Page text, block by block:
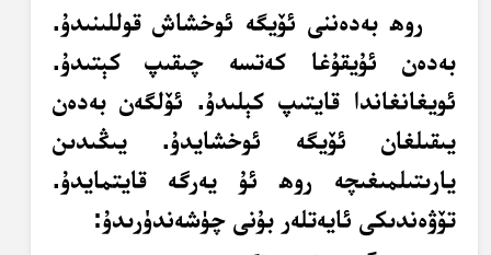
روھ بەدەننى ئۆيگە ئوخشاش قوللىنىدۇ.
بەدەن ئۇيقۇغا كەتسە چىقىپ كېتىدۇ.
ئويغانغاندا قايتىپ كېلىدۇ. ئۆلگەن بەدەن
يىقىلغان ئۆيگە ئوخشايدۇ. يىڭىدىن
يارىتىلمىغىچە روھ ئۇ يەرگە قايتمايدۇ.
تۆۋەندىكى ئايەتلەر بۇنى چۈشەندۈرىدۇ: